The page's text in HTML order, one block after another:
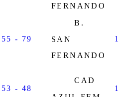
FERNANDO
55 - 79
B.
SAN
FERNANDO
53 - 48
CAD